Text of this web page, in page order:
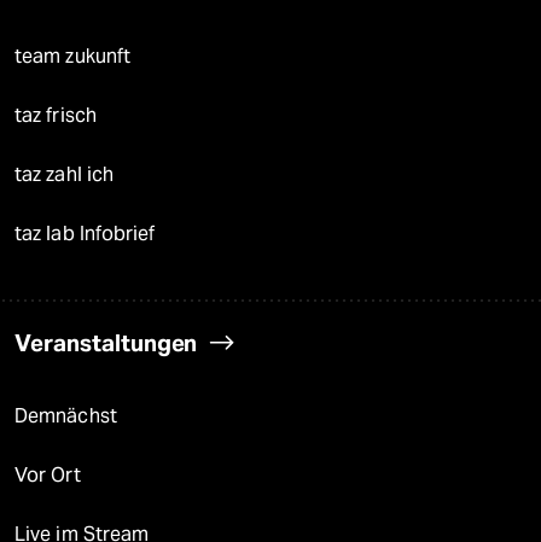
team zukunft
taz frisch
taz zahl ich
taz lab Infobrief
Veranstaltungen
Demnächst
Vor Ort
Live im Stream